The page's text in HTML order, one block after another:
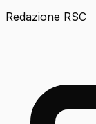
Redazione RSC